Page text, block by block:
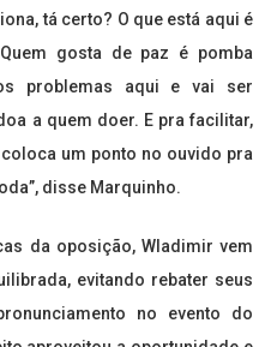
tá certo? O que está aqui é
gosta de paz é pomba
problemas aqui e vai ser
a quem doer. E pra facilitar,
um ponto no ouvido pra
disse Marquinho.
da oposição, Wladimir vem
evitando rebater seus
no evento do